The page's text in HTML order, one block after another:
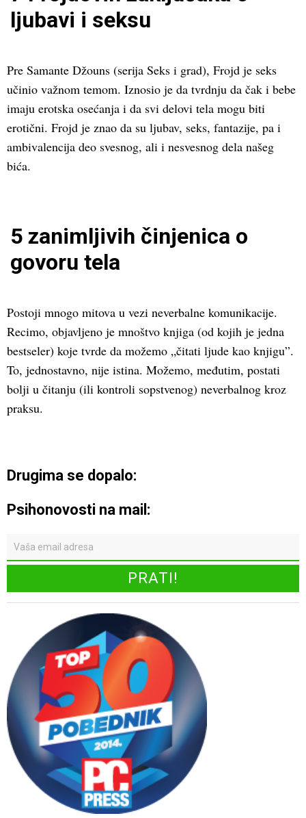
ljubavi i seksu
Pre Samante Džouns (serija Seks i grad), Frojd je seks
učinio važnom temom. Iznosio je da tvrdnju da čak i bebe
imaju erotska osećanja i da svi delovi tela mogu biti
erotični. Frojd je znao da su ljubav, seks, fantazije, pa i
ambivalencija deo svesnog, ali i nesvesnog dela našeg
bića.
5 zanimljivih činjenica o
govoru tela
Postoji mnogo mitova u vezi neverbalne komunikacije.
Recimo, objavljeno je mnoštvo knjiga (od kojih je jedna
bestseler) koje tvrde da možemo „čitati ljude kao knjigu”.
To, jednostavno, nije istina. Možemo, međutim, postati
bolji u čitanju (ili kontroli sopstvenog) neverbalnog kroz
praksu.
Drugima se dopalo:
Psihonovosti na mail: